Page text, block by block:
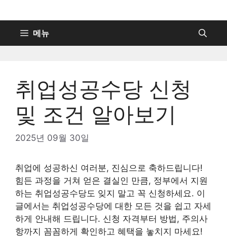
텐
로
메뉴
취업성공수당 신청
및 조건 알아보기
2025년 09월 30일
취업에 성공하신 여러분, 진심으로 축하드립니다!
힘든 과정을 거쳐 얻은 결실인 만큼, 정부에서 지원
하는 취업성공수당도 잊지 말고 꼭 신청하세요. 이
글에서는 취업성공수당에 대한 모든 것을 쉽고 자세
하게 안내해 드립니다. 신청 자격부터 방법, 주의사
항까지 꼼꼼하게 확인하고 혜택을 놓치지 마세요!